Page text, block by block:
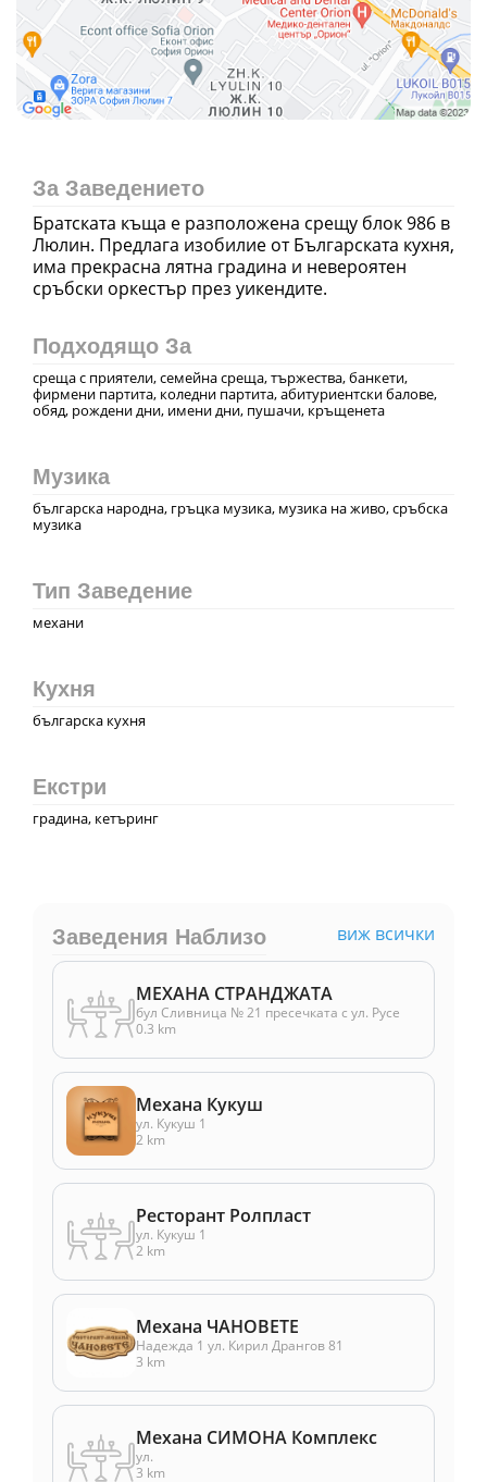
За Заведението
Братската къща е разположена срещу блок 986 в
Люлин. Предлага изобилие от Българската кухня,
има прекрасна лятна градина и невероятен
сръбски оркестър през уикендите.
Подходящо За
среща с приятели, семейна среща, тържества, банкети,
фирмени партита, коледни партита, абитуриентски балове,
обяд, рождени дни, имени дни, пушачи, кръщенета
Музика
българска народна, гръцка музика, музика на живо, сръбска
музика
Тип Заведение
механи
Кухня
българска кухня
Екстри
градина, кетъринг
Заведения Наблизо виж всички
МЕХАНА СТРАНДЖАТА
бул Сливница № 21 пресечката с ул. Русе
0.3 km
Механа Кукуш
ул. Кукуш 1
2 km
Ресторант Ролпласт
ул. Кукуш 1
2 km
Механа ЧАНОВЕТЕ
Надежда 1 ул. Кирил Дрангов 81
3 km
Механа СИМОНА Комплекс
ул.
3 km